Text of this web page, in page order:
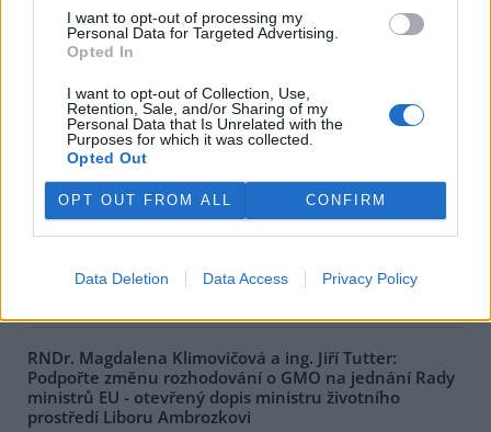
I want to opt-out of processing my
Personal Data for Targeted Advertising.
Opted In
I want to opt-out of Collection, Use,
Retention, Sale, and/or Sharing of my
Personal Data that Is Unrelated with the
Purposes for which it was collected.
Opted Out
OPT OUT FROM ALL CONFIRM
Data Deletion Data Access Privacy Policy
Ivan Brezina: Na jednání Rady ministrů EU podpořte
GMO jako moderní a perspektivní zemědělskou
technologii – otevřený dopis ministru životního
2.12.2005
Vážený pane ministře, reaguji na otevřený dopis, kterým se na vás
včera obrátili zástupci české pobočky nátlakové organizace
Greenpeace. Vyzývají vás, abyste na nadcházejícím jednání Rady
ministrů EU v Bruselu prosazoval pozastavení všech povolení pro
dovoz, zpracování a využití geneticky modifikovaných rostlin
(GMO) coby potraviny, krmiva či osiva pro pěstování. Jedjich výzva
je zcela pochopitelná – pro organizaci Greenpace je totiž strašení
kterou pak bezprostředně navazuje její fundraisingová kampaň (viz
RNDr. Magdalena Klimovičová a ing. Jiří Tutter:
Podpořte změnu rozhodování o GMO na jednání Rady
ministrů EU - otevřený dopis ministru životního
prostředí Liboru Ambrozkovi